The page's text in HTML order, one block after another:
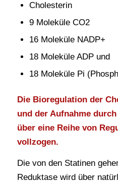
Cholesterin
9 Moleküle CO2
16 Moleküle NADP+
18 Moleküle ADP und
18 Moleküle Pi
Die Bioregulation der
und der Aufnahme
über eine Reihe von
vollzogen.
Die von den Statinen
Reduktase wird über